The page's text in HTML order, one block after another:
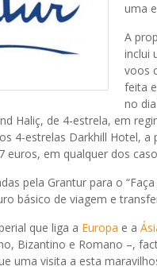
uma
A
inclui
voos
feita
no
Haliç, de 4-estrela, em
4-estrelas Darkhill Hotel,
euros, em qualquer dos
pela Grantur para o
básico de viagem e
que liga a Europa e a
Bizantino e Romano –,
uma visita a esta